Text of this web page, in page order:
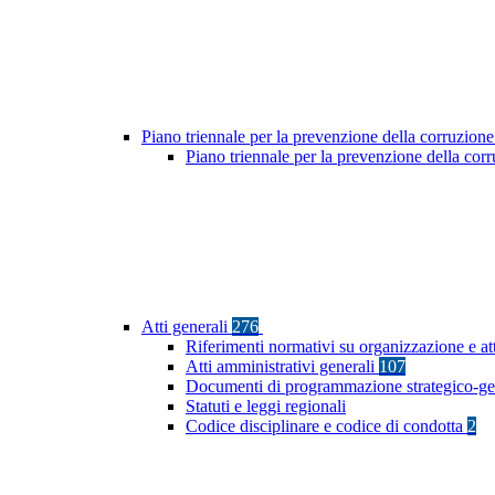
Piano triennale per la prevenzione della
Piano triennale per la prevenzione della
Atti generali 276
Riferimenti normativi su organizzazione e
Atti amministrativi generali 107
Documenti di programmazione strategico-
Statuti e leggi regionali
Codice disciplinare e codice di condotta 2